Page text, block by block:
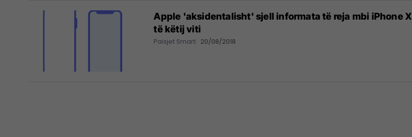
Apple 'aksidentalisht' sjell informata të reja mbi iPhone X
të këtij viti
Paisjet Smart 20/08/2018